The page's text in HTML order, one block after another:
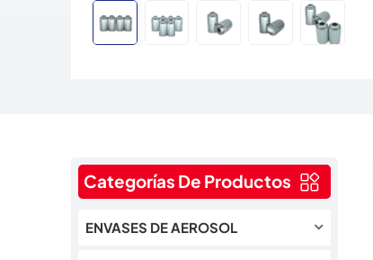
Categorías De Productos
ENVASES DE AEROSOL